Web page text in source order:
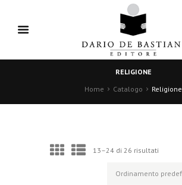
RELIGIONE
Home
Catalogo Religione
13–24 di 26 risultati